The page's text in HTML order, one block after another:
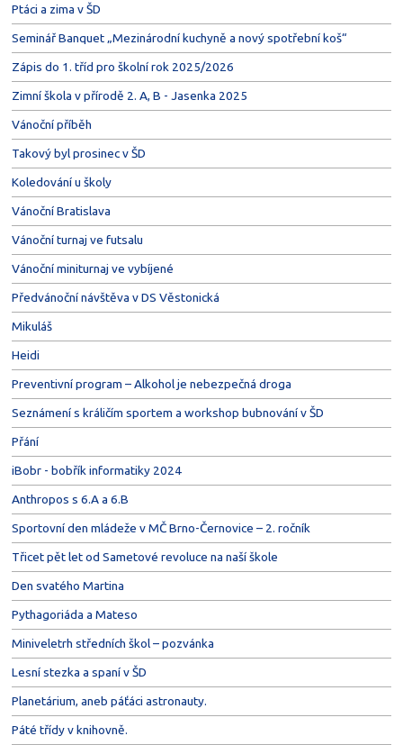
Ptáci a zima v ŠD
Seminář Banquet „Mezinárodní kuchyně a nový spotřební koš“
Zápis do 1. tříd pro školní rok 2025/2026
Zimní škola v přírodě 2. A, B - Jasenka 2025
Vánoční příběh
Takový byl prosinec v ŠD
Koledování u školy
Vánoční Bratislava
Vánoční turnaj ve futsalu
Vánoční miniturnaj ve vybíjené
Předvánoční návštěva v DS Věstonická
Mikuláš
Heidi
Preventivní program – Alkohol je nebezpečná droga
Seznámení s králičím sportem a workshop bubnování v ŠD
Přání
iBobr - bobřík informatiky 2024
Anthropos s 6.A a 6.B
Sportovní den mládeže v MČ Brno-Černovice – 2. ročník
Třicet pět let od Sametové revoluce na naší škole
Den svatého Martina
Pythagoriáda a Mateso
Miniveletrh středních škol – pozvánka
Lesní stezka a spaní v ŠD
Planetárium, aneb páťáci astronauty.
Páté třídy v knihovně.